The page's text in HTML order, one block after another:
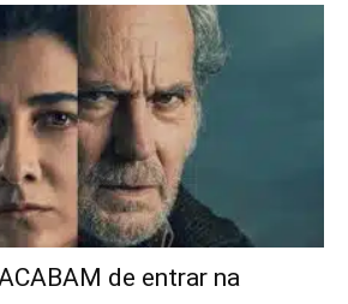
de entrar na